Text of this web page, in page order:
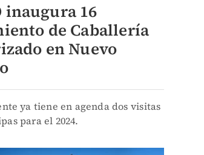
inaugura 16
de Caballería
en Nuevo
ya tiene en agenda dos visitas
para el 2024.